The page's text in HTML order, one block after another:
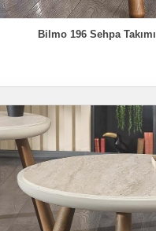
Bilmo 196 Sehpa Takımı